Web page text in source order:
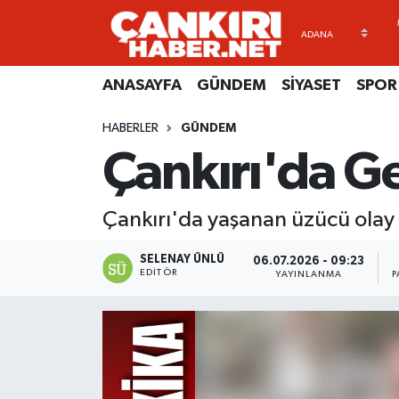
ANASAYFA GÜNDEM SİYASET SPOR
HABERLER GÜNDEM
Çankırı'da
Çankırı'da yaşanan üzücü
SELENAY ÜNLÜ
EDITÖR
06.07.2026 - 09:23
YAYINLANMA
ANASAYFA
SİYASET
RESMİ İLANLAR
Künye
Gizlilik Sözleşmesi
kimdir-nedir-nasil
Merkez Hava Durumu
Süper Lig Puan Durumu ve Fikstür
Son Dakika Haberleri